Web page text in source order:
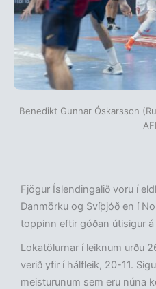
Benedikt Gunnar Óskarsson
Fjögur Íslendingalið voru í
Danmörku og Svíþjóð en í
toppinn eftir góðan útisigur
Lokatölurnar í leiknum urðu
verið yfir í hálfleik, 20-11.
meisturunum sem eru núna